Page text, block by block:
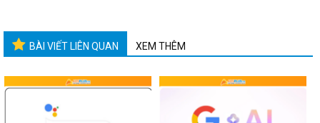
BÀI VIẾT LIÊN QUAN XEM THÊM